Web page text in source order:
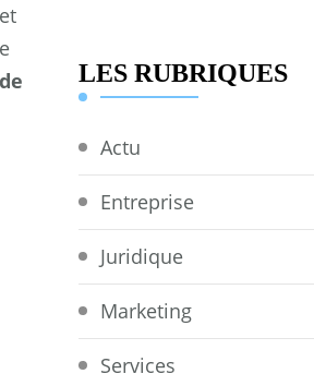
et
?
LES RUBRIQUES
Actu
Entreprise
Juridique
Marketing
Services